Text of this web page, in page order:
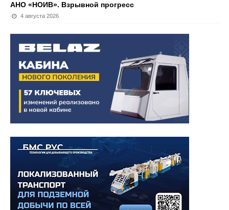
АНО «НОИВ». Взрывной прогресс
4 августа 2026